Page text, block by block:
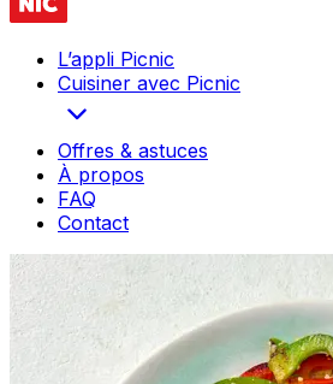
L’appli Picnic
Cuisiner avec Picnic
Offres & astuces
À propos
FAQ
Contact